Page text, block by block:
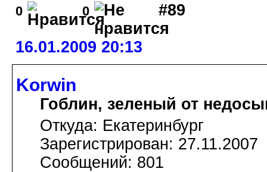
0 0 #89
16.01.2009 20:13
Korwin
Гоблин, зеленый от
Откуда: Екатеринбург
Зарегистрирован: 27.11.2007
Сообщений: 801